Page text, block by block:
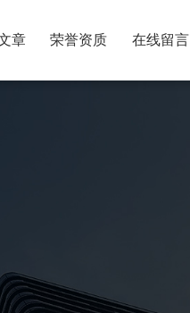
章 荣誉资质 在线留言